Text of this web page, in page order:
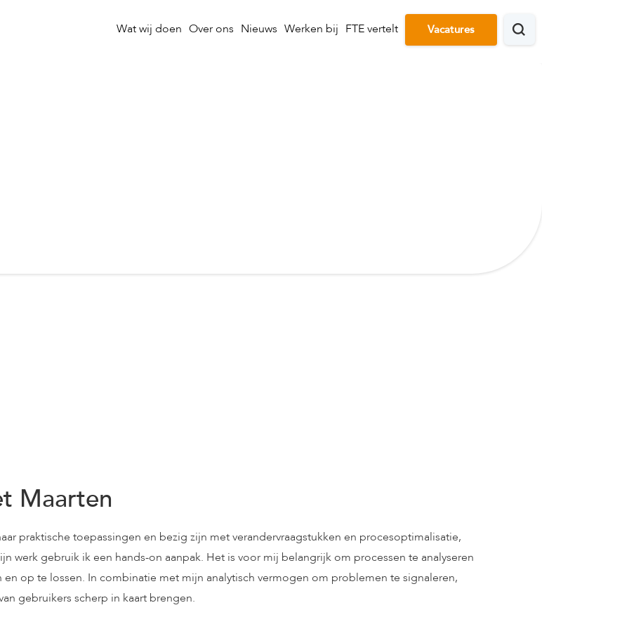
Wat wij doen Over ons Nieuws Werken bij FTE vertelt Vacatures
Maarten
praktische toepassingen en bezig zijn met verandervraagstukken en procesoptimalisatie,
werk gebruik ik een hands-on aanpak. Het is voor mij belangrijk om processen te analyseren
op te lossen. In combinatie met mijn analytisch vermogen om problemen te signaleren,
gebruikers scherp in kaart brengen.